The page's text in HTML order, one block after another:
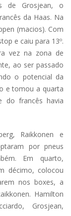
de Grosjean, o
da Haas. Na
(macios). Com
e caiu para 13º.
vez na zona de
ao ser passado
o potencial da
e tomou a quarta
do francês havia
Raikkonen e
por pneus
Em quarto,
décimo, colocou
nos boxes, a
Hamilton
Grosjean,